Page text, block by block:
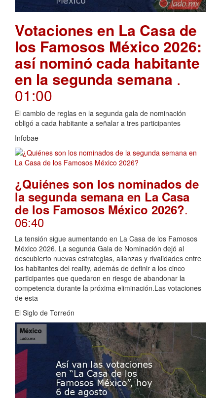
Votaciones en La Casa de
los Famosos México 2026:
así nominó cada habitante
en la segunda semana .
01:00
El cambio de reglas en la segunda gala de nominación
obligó a cada habitante a señalar a tres participantes
Infobae
¿Quiénes son los nominados de
la segunda semana en La Casa
de los Famosos México 2026?.
06:40
La tensión sigue aumentando en La Casa de los Famosos
México 2026. La segunda Gala de Nominación dejó al
descubierto nuevas estrategias, alianzas y rivalidades entre
los habitantes del reality, además de definir a los cinco
participantes que quedaron en riesgo de abandonar la
competencia durante la próxima eliminación.Las votaciones
de esta
El Siglo de Torreón